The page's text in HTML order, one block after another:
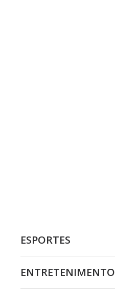
ESPORTES
ENTRETENIMENTO